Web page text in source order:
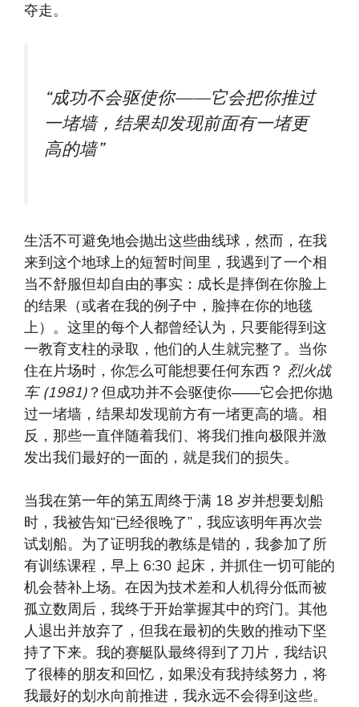
夺走。
“成功不会驱使你——它会把你推过
一堵墙，结果却发现前面有一堵更
高的墙”
生活不可避免地会抛出这些曲线球，然而，在我
来到这个地球上的短暂时间里，我遇到了一个相
当不舒服但却自由的事实：成长是摔倒在你脸上
的结果（或者在我的例子中，脸摔在你的地毯
上）。这里的每个人都曾经认为，只要能得到这
一教育支柱的录取，他们的人生就完整了。当你
住在片场时，你怎么可能想要任何东西？ 烈火战
车 (1981) ？但成功并不会驱使你——它会把你抛
过一堵墙，结果却发现前方有一堵更高的墙。相
反，那些一直伴随着我们、将我们推向极限并激
发出我们最好的一面的，就是我们的损失。
当我在第一年的第五周终于满 18 岁并想要划船
时，我被告知“已经很晚了”，我应该明年再次尝
试划船。为了证明我的教练是错的，我参加了所
有训练课程，早上 6:30 起床，并抓住一切可能的
机会替补上场。在因为技术差和人机得分低而被
孤立数周后，我终于开始掌握其中的窍门。其他
人退出并放弃了，但我在最初的失败的推动下坚
持了下来。我的赛艇队最终得到了刀片，我结识
了很棒的朋友和回忆，如果没有我持续努力，将
我最好的划水向前推进，我永远不会得到这些。